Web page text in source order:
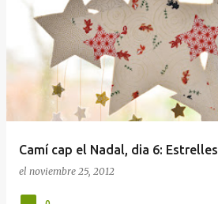
Camí cap el Nadal, dia 6: Estrelles
el noviembre 25, 2012